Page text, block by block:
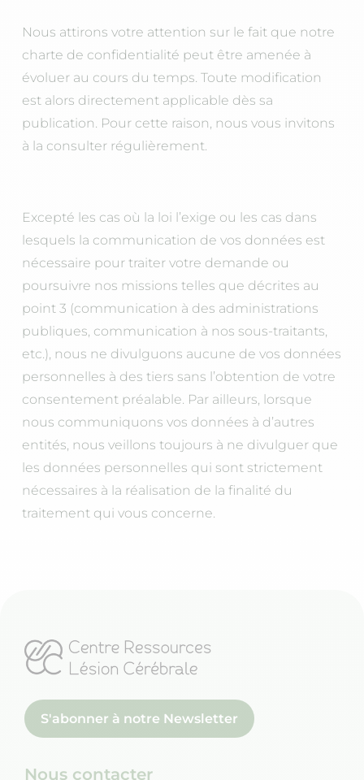
Nous attirons votre attention sur le fait que notre
charte de confidentialité peut être amenée à
évoluer au cours du temps. Toute modification
est alors directement applicable dès sa
publication. Pour cette raison, nous vous invitons
à la consulter régulièrement.
Excepté les cas où la loi l’exige ou les cas dans
lesquels la communication de vos données est
nécessaire pour traiter votre demande ou
poursuivre nos missions telles que décrites au
point 3 (communication à des administrations
publiques, communication à nos sous-traitants,
etc.), nous ne divulguons aucune de vos données
personnelles à des tiers sans l’obtention de votre
consentement préalable. Par ailleurs, lorsque
nous communiquons vos données à d’autres
entités, nous veillons toujours à ne divulguer que
les données personnelles qui sont strictement
nécessaires à la réalisation de la finalité du
traitement qui vous concerne.
S'abonner à notre Newsletter
Nous contacter